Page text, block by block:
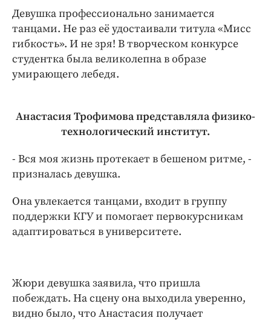
Девушка профессионально занимается
танцами. Не раз её удостаивали титула «Мисс
гибкость». И не зря! В творческом конкурсе
студентка была великолепна в образе
умирающего лебедя.
Анастасия Трофимова представляла физико-
технологический институт.
- Вся моя жизнь протекает в бешеном ритме, -
призналась девушка.
Она увлекается танцами, входит в группу
поддержки КГУ и помогает первокурсникам
адаптироваться в университете.
Жюри девушка заявила, что пришла
побеждать. На сцену она выходила уверенно,
видно было, что Анастасия получает